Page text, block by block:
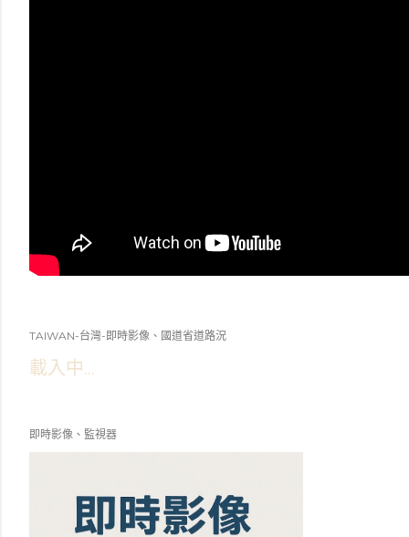
TAIWAN-台灣-即時影像、國道省道路況
載入中...
即時影像、監視器